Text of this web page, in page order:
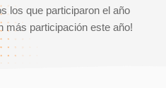
los que participaron el año
más participación este año!